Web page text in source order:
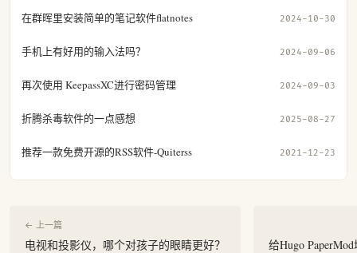
在群晖里安装简单的笔记软件flatnotes 2024-10-30
手机上有好用的输入法吗？ 2024-09-06
再次使用 KeepassXC进行密码管理 2024-09-03
折腾杀毒软件的一点感想 2025-08-27
推荐一款免费开源的RSS软件-Quiterss 2021-12-23
← 上一篇
电视和投影仪，哪个对孩子的眼睛更好？ 给Hugo